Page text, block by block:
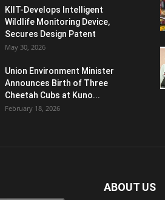
KIIT-Develops Intelligent
Wildlife Monitoring Device,
Secures Design Patent
May 30, 2026
Union Environment Minister
Announces Birth of Three
Cheetah Cubs at Kuno...
February 18, 2026
ABOUT US